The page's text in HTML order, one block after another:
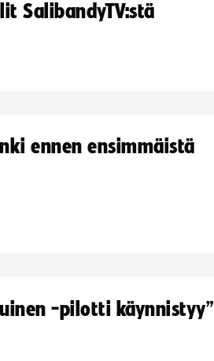
SalibandyTV:stä
ennen ensimmäistä
-pilotti käynnistyy”